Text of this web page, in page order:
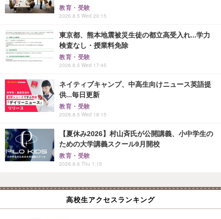
教育・受験
2026.8.5 Wed 20:15
東京都、熊本地震被災生徒の都立高受入れ...学力
検査なし・授業料免除
教育・受験
2026.8.5 Wed 17:45
ネイティブキャンプ、中高生向けニュース英語提
供...毎日更新
教育・受験
2026.8.5 Wed 18:15
【夏休み2026】村山斉氏が公開講義、小中学生の
ための大学講義スクール9月開校
教育・受験
2026.8.6 Thu 1:15
高校生アクセスランキング